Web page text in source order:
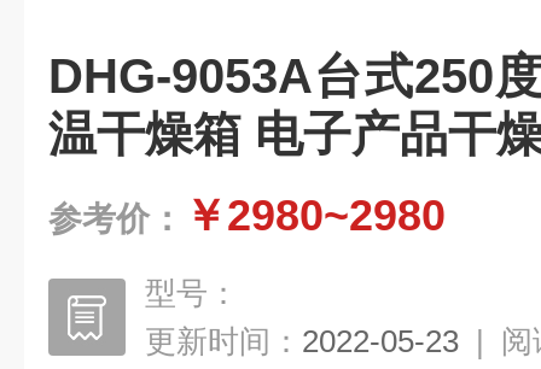
DHG-9053A台式250
温干燥箱 电子产品干
参考价： ￥2980~2980
型号：
更新时间： 2022-05-23 | 阅